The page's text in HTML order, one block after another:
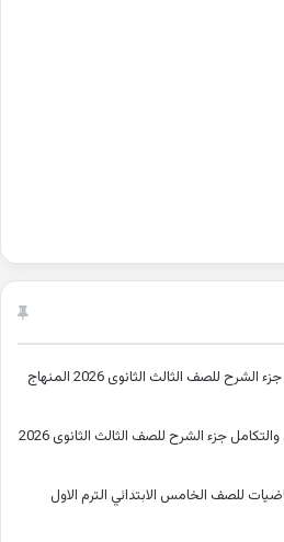
تحميل كتاب الامتحان في الكيمياء جزء الشرح للصف الثالث الثانوى 2026 المنهاج
تحميل كتاب المعاصر في التفاضل والتكامل جزء الشرح للصف الثالث الثانوى 2026
للصف الخامس الابتدائي الترم الاول